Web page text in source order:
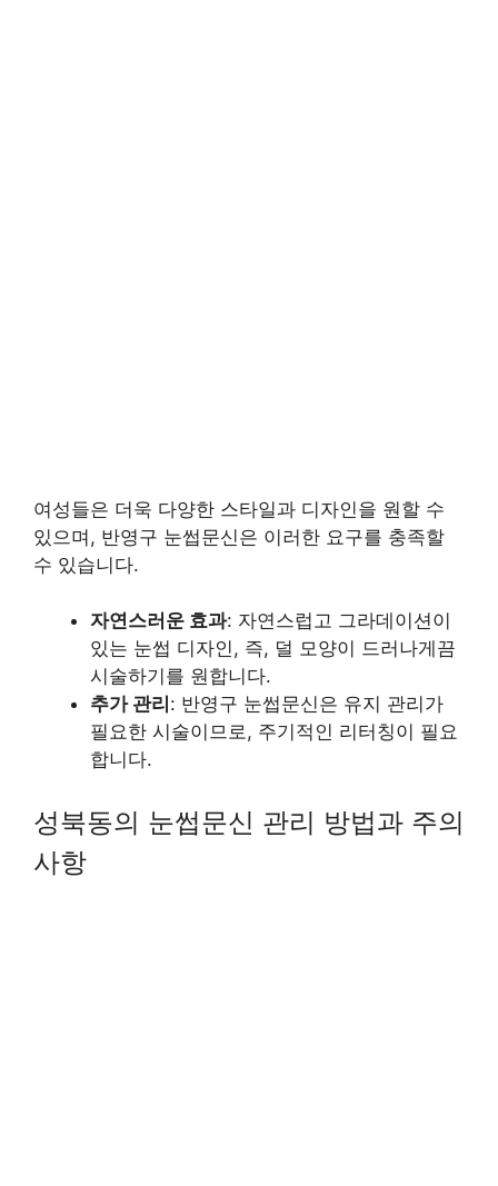
여성들은 더욱 다양한 스타일과 디자인을 원할 수
있으며, 반영구 눈썹문신은 이러한 요구를 충족할
수 있습니다.
자연스러운 효과: 자연스럽고 그라데이션이
있는 눈썹 디자인, 즉, 덜 모양이 드러나게끔
시술하기를 원합니다.
추가 관리 : 반영구 눈썹문신은 유지 관리가
필요한 시술이므로, 주기적인 리터칭이 필요
합니다.
성북동의 눈썹문신 관리 방법과 주의
사항